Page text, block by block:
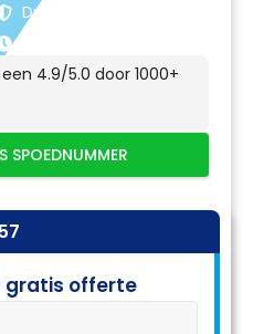
Duurzame Resultaten
een 4.9/5.0 door 1000+
SPOEDNUMMER
gratis offerte